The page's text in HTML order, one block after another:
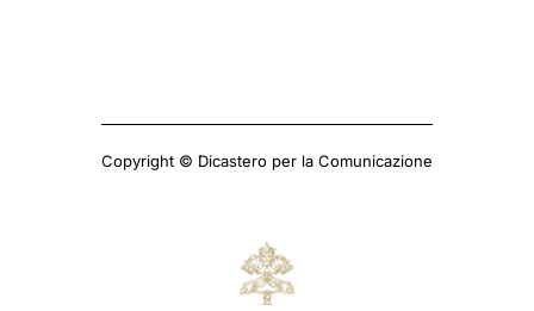
Copyright © Dicastero per la Comunicazione